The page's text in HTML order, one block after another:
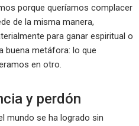
porque queríamos complacer
de la misma manera,
para ganar espiritual o
buena metáfora: lo que
en otro.
y perdón
mundo se ha logrado sin